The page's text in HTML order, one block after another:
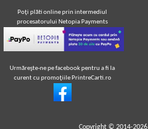
Poţi plăti online prin intermediul
procesatorului Netopia Payments
Urmăreşte-ne pe facebook pentru a fi la
curent cu promoţiile PrintreCarti.ro
Copyright © 2014-2026